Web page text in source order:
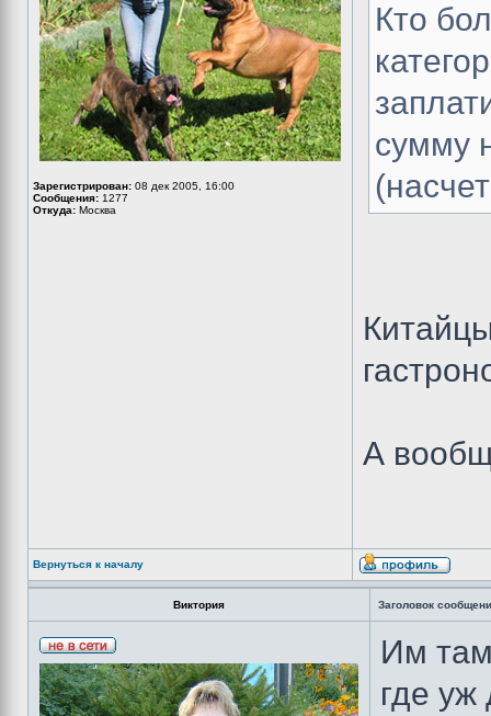
Зарегистрирован: 08 дек 2005, 16:00
Сообщения: 1277
Откуда: Москва
Кто
сумму
А
Вернуться к началу
Виктория Заголовок
Им
где